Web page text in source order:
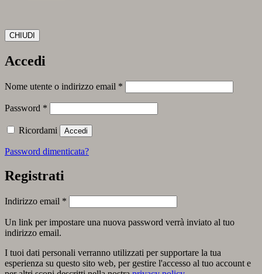
CHIUDI
Accedi
Nome utente o indirizzo email *
Password *
Ricordami Accedi
Password dimenticata?
Registrati
Indirizzo email *
Un link per impostare una nuova password verrà inviato al tuo
indirizzo email.
I tuoi dati personali verranno utilizzati per supportare la tua
esperienza su questo sito web, per gestire l'accesso al tuo account e